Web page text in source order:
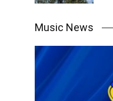
Music News